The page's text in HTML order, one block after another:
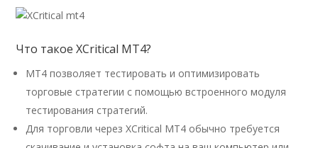
Что такое XCritical MT4?
MT4 позволяет тестировать и оптимизировать
торговые стратегии с помощью встроенного модуля
тестирования стратегий.
Для торговли через XCritical MT4 обычно требуется